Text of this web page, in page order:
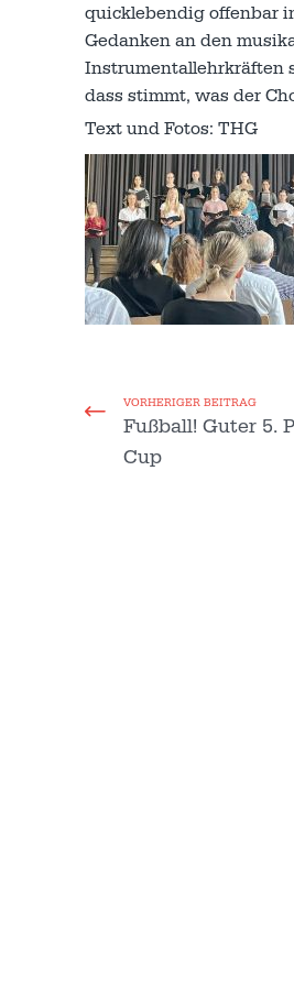
quicklebendig offenbar
Gedanken an den
Instrumentallehrkräften
dass stimmt, was der
Text und Fotos: THG
VORHERIGER BEITRAG
Fußball! Guter 5.
Cup